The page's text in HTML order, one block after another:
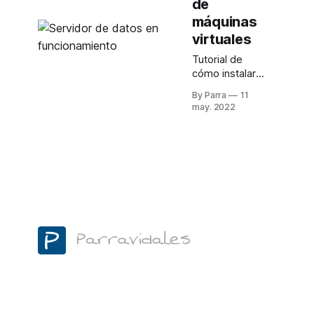
propios
de
máquinas
virtuales
Tutorial de
cómo instalar
configurar una
máquina virtual
By Parra
11
may. 2022